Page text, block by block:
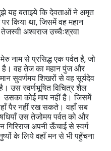
यह बताइये कि देवताओं ने अमृत
किया था, जिसमें वह महान
अश्वराज उच्चैःश्रवा
नाम से प्रसिद्ध एक पर्वत है, जो
है। वह तेज का महान पुंज और
सुवर्णमय शिखरों से वह सूर्यदेव
उस स्वर्णभूषित विचित्र शैल
उसका कोई माप नहीं है। जिसमें
पैर नहीं रख सकते। वहाँ सब
उस तेजोमय पर्वत को और
गिरिराज अपनी ऊँचाई से स्वर्ग
के लिये वहाँ मन से भी पहुँचना